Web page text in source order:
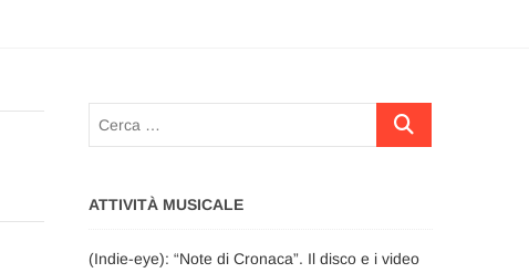
Cerca
ATTIVITÀ MUSICALE
(Indie-eye): “Note di Cronaca”. Il disco e i video